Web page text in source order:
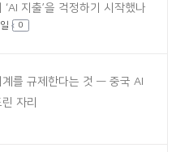
지출’을 걱정하기 시작했나
0
계를 규제한다는 것 — 중국 AI
자리